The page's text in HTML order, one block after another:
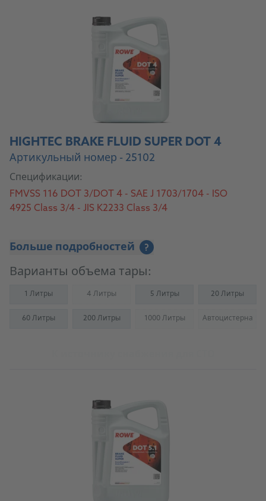
HIGHTEC BRAKE FLUID SUPER DOT 4
Артикульный номер - 25102
Спецификации:
FMVSS 116 DOT 3/DOT 4 - SAE J 1703/1704 - ISO
4925 Class 3/4 - JIS K2233 Class 3/4
Больше подробностей ?
Варианты объема тары:
1 Литры 4 Литры(Not available) 5 Литры 20 Литры
60 Литры 200 Литры 1000 Литры(Not available)Автоцистерна
(Not